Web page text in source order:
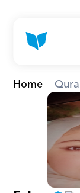
Home